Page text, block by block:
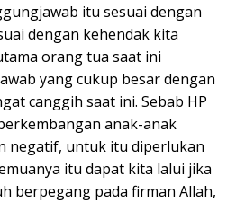
itu sesuai dengan
dengan kehendak kita
orang tua saat ini
yang cukup besar dengan
canggih saat ini. Sebab HP
anak-anak
negatif, untuk itu diperlukan
itu dapat kita lalui jika
berpegang pada firman Allah,